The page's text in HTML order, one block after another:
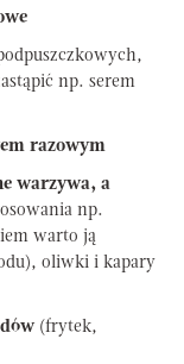
np. serem
razowym
warzywa, a
np.
warto ją
oliwki i kapary
(frytek,